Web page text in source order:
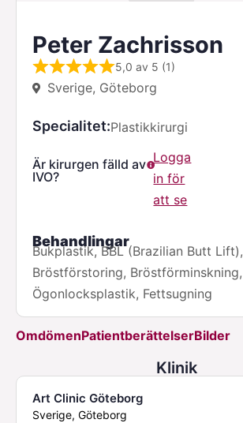
Peter Zachrisson
5,0 av 5 (1)
Sverige, Göteborg
Specialitet Plastikkirurgi
Är kirurgen fälld av
IVO?
Logga
in för
att se
Behandlingar
Bukplastik, BBL (Brazilian Butt Lift),
Bröstförstoring, Bröstförminskning,
Ögonlocksplastik, Fettsugning
OmdömenPatientberättelserBilder
Klinik
Art Clinic Göteborg
Sverige, Göteborg